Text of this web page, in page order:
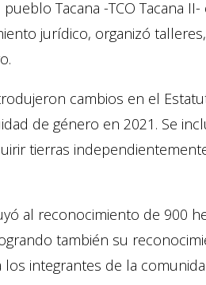
Tacana -TCO Tacana
jurídico, organizó
cambios en el
de género en 2021. Se
tierras
al reconocimiento de 900
también su
integrantes de la